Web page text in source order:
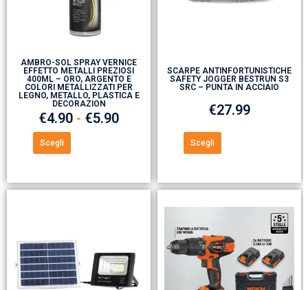
AMBRO-SOL SPRAY VERNICE
EFFETTO METALLI PREZIOSI
400ML – ORO, ARGENTO E
COLORI METALLIZZATI PER
LEGNO, METALLO, PLASTICA E
DECORAZION
€4.90 - €5.90
Scegli
SCARPE ANTINFORTUNISTICHE
SAFETY JOGGER BESTRUN S3
SRC – PUNTA IN ACCIAIO
€27.99
Scegli